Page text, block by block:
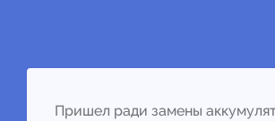
Пришел ради замены